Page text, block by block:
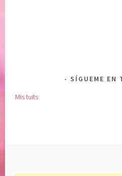
SÍGUEME EN
Mis tuits